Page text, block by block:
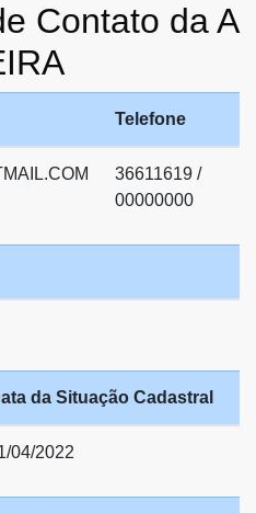
Contato da A
Telefone
36611619 /
00000000
da Situação Cadastral
04/2022